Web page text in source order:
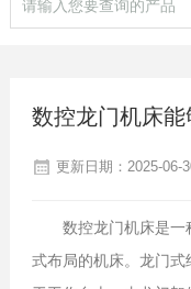
数控龙门机床
更新日期：2025-06-
数控龙门机床是一
式布局的机床。龙门